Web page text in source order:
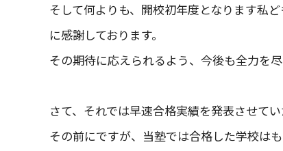
そして何よりも、開校初年度となります私
に感謝しております。
その期待に応えられるよう、今後も全力を尽
さて、それでは早速合格実績を発表させてい
その前にですが、当塾では合格した学校は